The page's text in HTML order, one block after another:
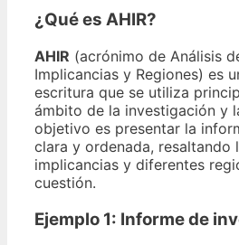
¿Qué es AHIR?
AHIR (acrónimo de Análisis
Implicancias y Regiones) es
escritura que se utiliza
ámbito de la investigación y
objetivo es presentar la
clara y ordenada, resaltando
implicancias y diferentes
cuestión.
Ejemplo 1: Informe de